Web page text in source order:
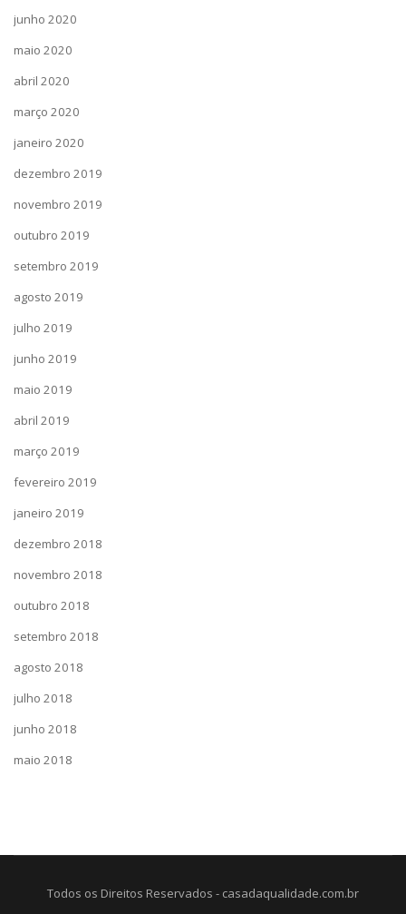
junho 2020
maio 2020
abril 2020
março 2020
janeiro 2020
dezembro 2019
novembro 2019
outubro 2019
setembro 2019
agosto 2019
julho 2019
junho 2019
maio 2019
abril 2019
março 2019
fevereiro 2019
janeiro 2019
dezembro 2018
novembro 2018
outubro 2018
setembro 2018
agosto 2018
julho 2018
junho 2018
maio 2018
Todos os Direitos Reservados - casadaqualidade.com.br